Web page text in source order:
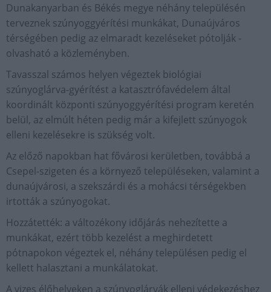
Dunakanyarban és Békés megye néhány településén
terveznek szúnyoggyérítési munkákat, Dunaújváros
térségében pedig az elmaradt kezeléseket pótolják -
olvasható a közleményben.
Tavasszal számos helyen végeztek biológiai
szúnyoglárva-gyérítést a katasztrófavédelem által
koordinált központi szúnyoggyérítési program keretén
belül, az elmúlt héten pedig már a kifejlett szúnyogok
elleni kezelésekre is szükség volt.
Az előző napokban hat fővárosi kerületben, továbbá a
Csepel-szigeten és a környező településeken, valamint a
dunaújvárosi, a szekszárdi és a mohácsi térségekben
irtották a szúnyogokat.
Hozzátették: a változékony időjárás nehezítette a
munkákat, ezért több kezelést a meghirdetett
pótnapokon végeztek el, néhány településen pedig el
kellett halasztani a munkálatokat.
A vizes élőhelyeken a szúnyoglárvák elleni védekezéshez